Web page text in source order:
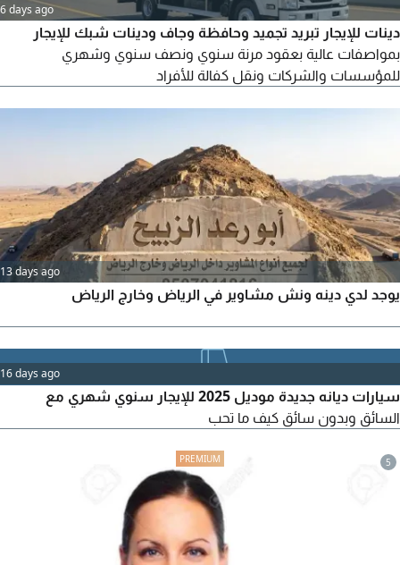
6 days ago
دينات للإيجار تبريد تجميد وحافظة وجاف ودينات شبك للإيجار
بمواصفات عالية بعقود مرنة سنوي ونصف سنوي وشهري
للمؤسسات والشركات ونقل كفالة للأفراد
13 days ago
يوجد لدي دينه ونش مشاوير في الرياض وخارج الرياض
16 days ago
سيارات ديانه جديدة موديل 2025 للإيجار سنوي شهري مع
السائق وبدون سائق كيف ما تحب
5